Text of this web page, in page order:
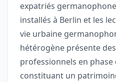
expatriés
installés à Berlin et les
vie urbaine
hétérogène présente
professionnels en
constituant un